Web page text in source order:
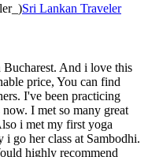
Sri Lankan Traveler
And i love this
price, You can find
I've been practicing
I met so many great
i met my first yoga
i go her class at Sambodhi.
highly recommend